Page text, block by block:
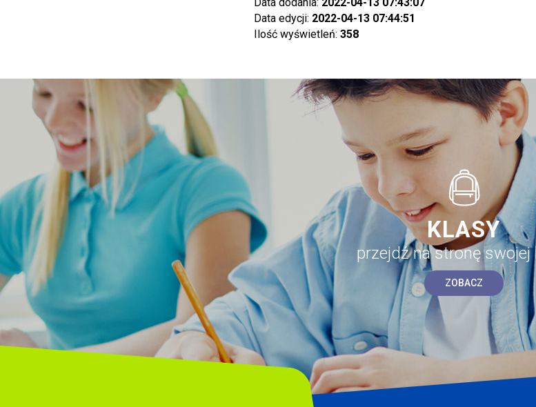
Data edycji: 2022-04-13 07:44:51
Ilość wyświetleń: 358
KLASY
przejdź na stronę swojej
ZOBACZ